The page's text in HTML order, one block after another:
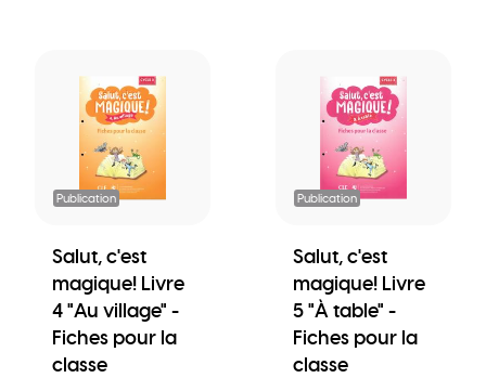
Publication
Salut, c'est
magique! Livre
4 "Au village" -
Fiches pour la
classe
Publication
Salut, c'est
magique! Livre
5 "À table" -
Fiches pour la
classe